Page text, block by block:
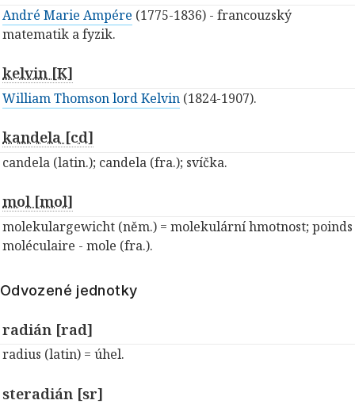
André Marie Ampére (1775-1836) - francouzský
matematik a fyzik.
kelvin [K]
William Thomson lord Kelvin (1824-1907).
kandela [cd]
candela (latin.); candela (fra.); svíčka.
mol [mol]
molekulargewicht (něm.) = molekulární hmotnost; poinds
moléculaire - mole (fra.).
Odvozené jednotky
radián [rad]
radius (latin) = úhel.
steradián [sr]